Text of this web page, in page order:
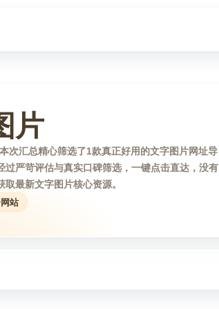
片
次汇总精心筛选了1款真正好用的文字图片网址导
严苛评估与真实口碑筛选，一键点击直达，没有
最新文字图片核心资源。
站